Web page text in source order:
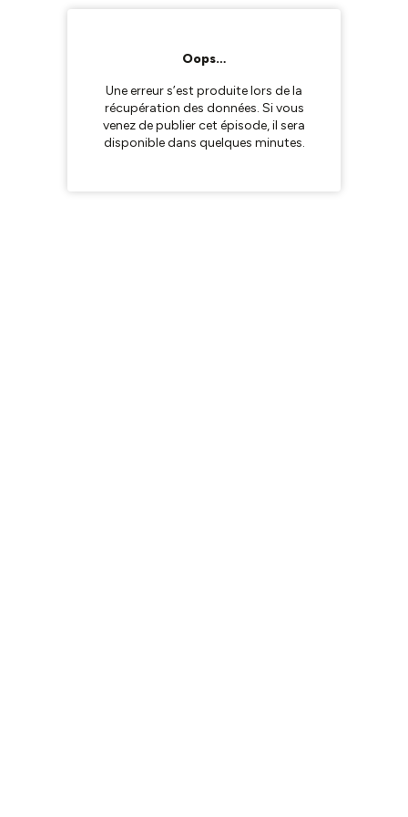
Oops…
Une erreur s’est produite lors de la
récupération des données. Si vous
venez de publier cet épisode, il sera
disponible dans quelques minutes.